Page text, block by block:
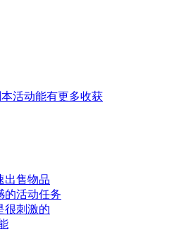
活动能有更多收获
出售物品
的活动任务
很刺激的